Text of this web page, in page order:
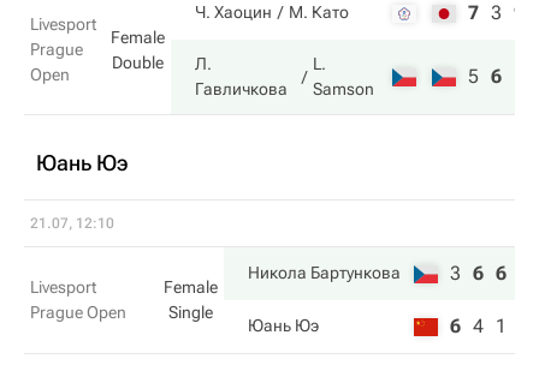
Livesport
Prague
Open
Female
Double
Ч. Хаоцин М. Като 7 3 9
Л.
Гавличкова
L.
Samson
5 6
Юань Юэ
21.07, 12:10
Livesport
Prague Open
Female
Single
Никола Бартункова 3 6 6
Юань Юэ 6 4 1